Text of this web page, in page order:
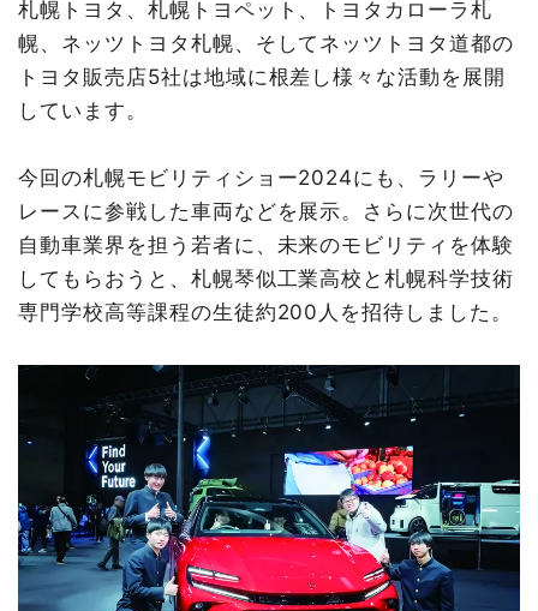
札幌トヨタ、札幌トヨペット、トヨタカローラ札
幌、ネッツトヨタ札幌、そしてネッツトヨタ道都の
トヨタ販売店5社は地域に根差し様々な活動を展開
しています。
今回の札幌モビリティショー2024にも、ラリーや
レースに参戦した車両などを展示。さらに次世代の
自動車業界を担う若者に、未来のモビリティを体験
してもらおうと、札幌琴似工業高校と札幌科学技術
専門学校高等課程の生徒約200人を招待しました。